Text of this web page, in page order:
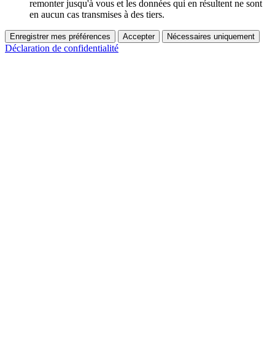
remonter jusqu'à vous et les données qui en résultent ne sont
en aucun cas transmises à des tiers.
Enregistrer mes préférences Accepter Nécessaires uniquement
Déclaration de confidentialité